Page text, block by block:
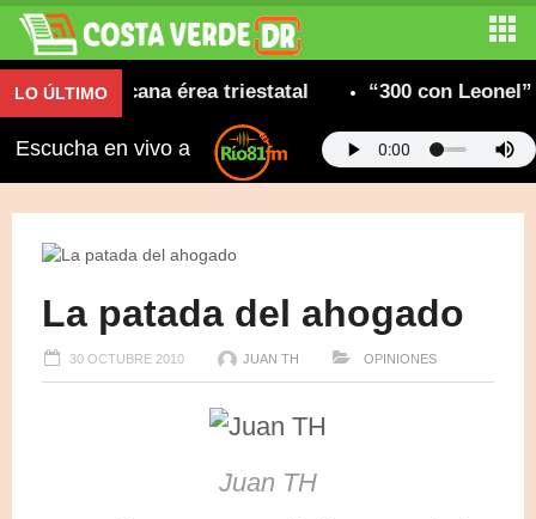
LO ÚLTIMO
dominicana érea triestatal “300 con Leonel”
Escucha en vivo a
La patada del ahogado
30 OCTUBRE 2010 JUAN TH OPINIONES
Juan TH